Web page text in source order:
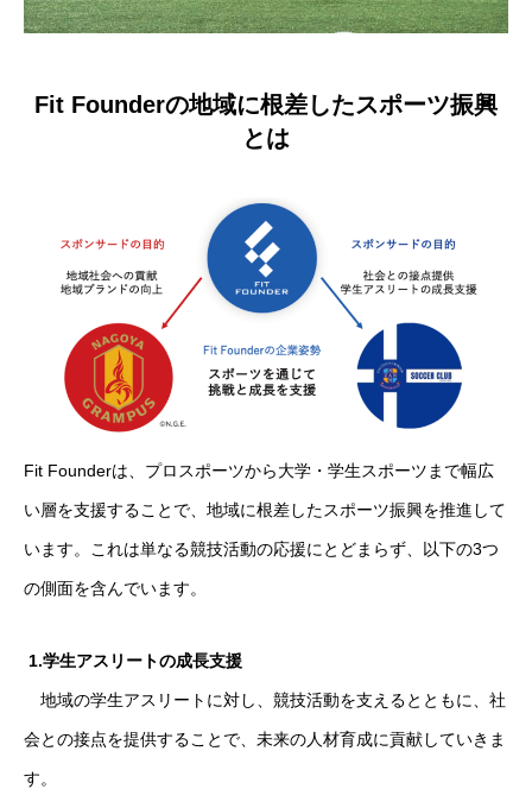
Fit Founderの地域に根差したスポーツ振興
とは
Fit Founderは、プロスポーツから大学・学生スポーツまで幅広
い層を支援することで、地域に根差したスポーツ振興を推進して
います。これは単なる競技活動の応援にとどまらず、以下の3つ
の側面を含んでいます。
1.学生アスリートの成長支援
地域の学生アスリートに対し、競技活動を支えるとともに、社
会との接点を提供することで、未来の人材育成に貢献していきま
す。